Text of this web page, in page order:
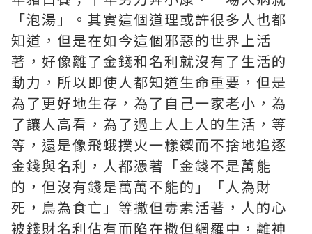
「泡湯」。其實這個道理或許很多人也都
知道，但是在如今這個邪惡的世界上活
著，好像離了金錢和名利就沒有了生活的
動力，所以即使人都知道生命重要，但是
為了更好地生存，為了自己一家老小，為
了讓人高看，為了過上人上人的生活，等
等，還是像飛蛾撲火一樣鍥而不捨地追逐
金錢與名利，人都憑著「金錢不是萬能
的，但沒有錢是萬萬不能的」「人為財
死，鳥為食亡」等撒但毒素活著，人的心
被錢財名利佔有而陷在撒但網羅中，離神